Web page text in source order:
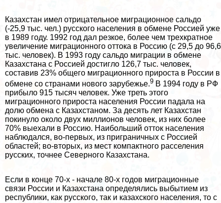
Казахстан имел отрицательное миграционное сальдо
(-25,9 тыс. чел.) русского населения в обмене Россией уже
в 1989 году. 1992 год дал резкое, более чем трехкратное
увеличение миграционного оттока в Россию (с 29,5 до 96,6
тыс. человек). В 1993 году сальдо миграции в обмене
Казахстана с Россией достигло 126,7 тыс. человек,
составив 23% общего миграционного прироста в России в
обмене со странами нового зарубежье.9 В 1994 году в РФ
прибыло 915 тысяч человек. Уже треть этого
миграционного прироста населения России падала на
долю обмена с Казахстаном. За десять лет Казахстан
покинуло около двух миллионов человек, из них более
70% выехали в Россию. Наибольший отток населения
наблюдался, во-первых, из приграничных с Россией
областей; во-вторых, из мест компактного расселения
русских, точнее Северного Казахстана.
Если в конце 70-х - начале 80-х годов миграционные
связи России и Казахстана определялись выбытием из
республики, как русского, так и казахского населения, то с